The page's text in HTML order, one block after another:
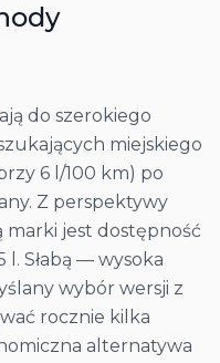
do szerokiego
miejskiego
6 l/100 km) po
Z perspektywy
marki jest dostępność
l. Słabą — wysoka
wybór wersji z
rocznie kilka
alternatywa